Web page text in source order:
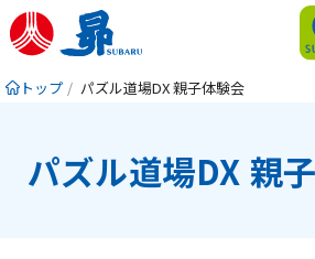
トップ パズル道場DX 親子体験会
パズル道場DX 親